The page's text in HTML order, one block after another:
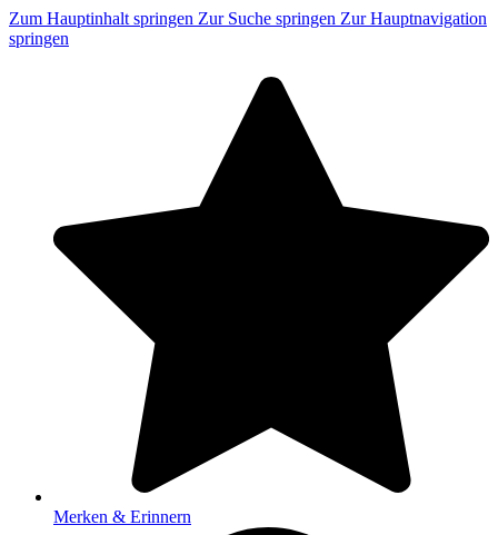
Zum Hauptinhalt springen Zur Suche springen Zur Hauptnavigation
springen
Merken & Erinnern